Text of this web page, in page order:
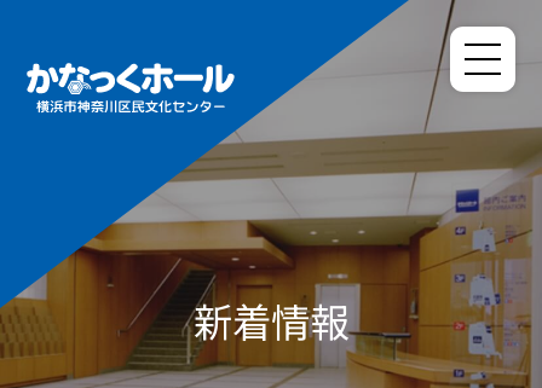
新着情報